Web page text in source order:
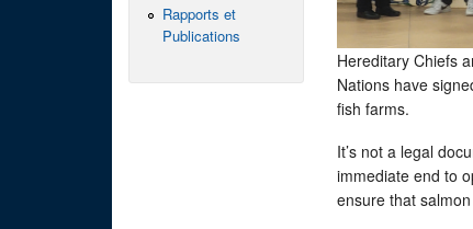
Hereditary Chiefs
Nations have
fish farms.
It’s not a legal
immediate end to
ensure that
Rapports et
Publications